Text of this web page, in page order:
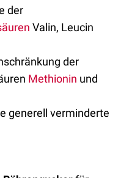
der
Valin, Leucin
der
Methionin und
generell verminderte